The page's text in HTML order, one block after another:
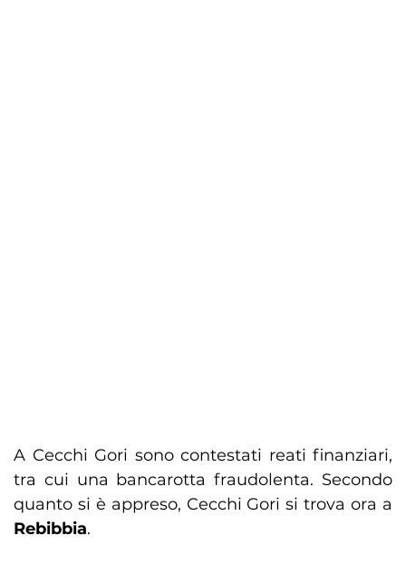
A Cecchi Gori sono contestati reati finanziari,
tra cui una bancarotta fraudolenta. Secondo
quanto si è appreso, Cecchi Gori si trova ora a
Rebibbia.